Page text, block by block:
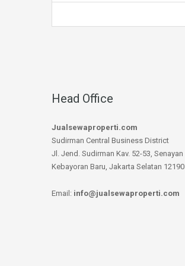
Head Office
Jualsewaproperti.com
Sudirman Central Business District
Jl. Jend. Sudirman Kav. 52-53, Senayan
Kebayoran Baru, Jakarta Selatan 12190
Email: info@jualsewaproperti.com